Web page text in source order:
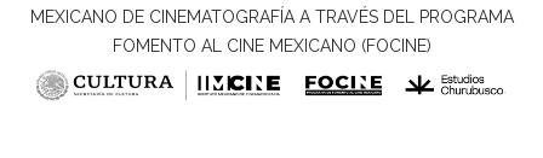
MEXICANO DE CINEMATOGRAFÍA A TRAVÉS DEL PROGRAMA
FOMENTO AL CINE MEXICANO (FOCINE)